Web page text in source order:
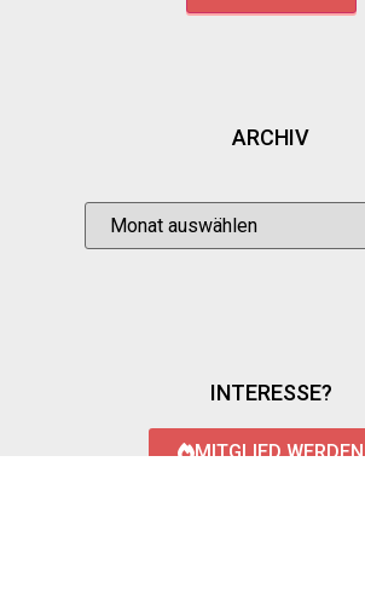
ARCHIV
INTERESSE?
MITGLIED WERDEN